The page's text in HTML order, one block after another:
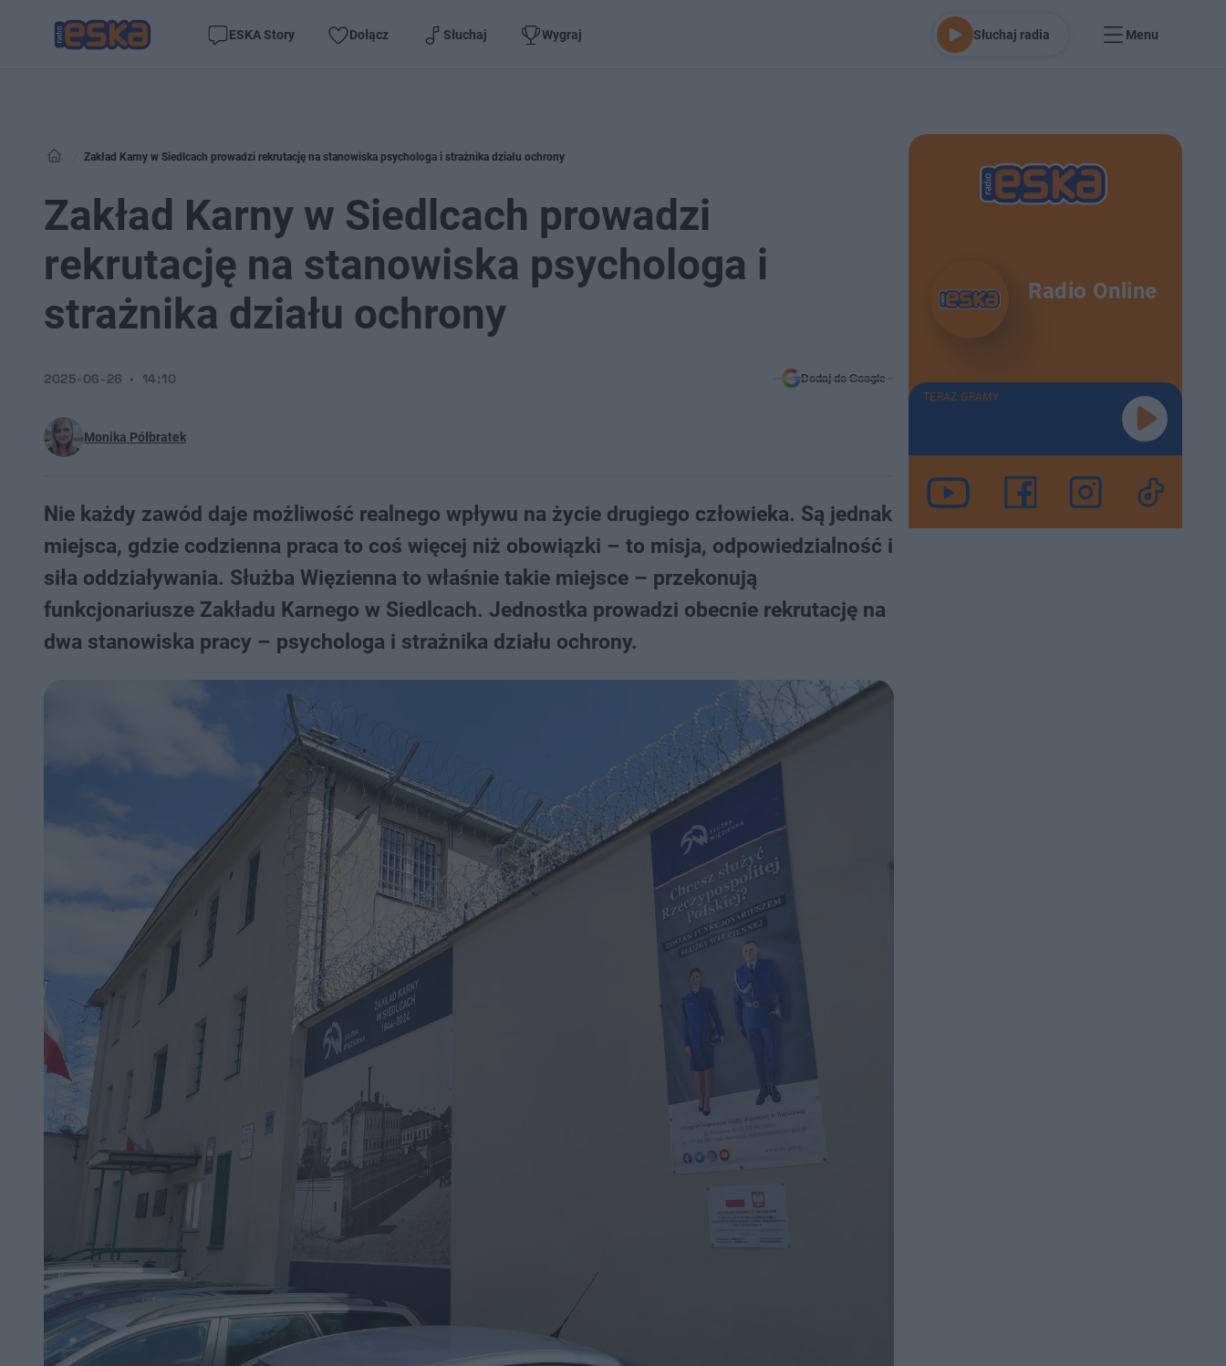
ESKA Story Dołącz Słuchaj Wygraj Słuchaj radia Menu
Zakład Karny w Siedlcach prowadzi rekrutację na stanowiska psychologa i strażnika działu ochrony
Zakład Karny w Siedlcach prowadzi
rekrutację na stanowiska psychologa i
strażnika działu ochrony
Monika Półbratek
2025-06-26 14:10 Dodaj do Google
Nie każdy zawód daje możliwość realnego wpływu na życie drugiego człowieka. Są jednak
miejsca, gdzie codzienna praca to coś więcej niż obowiązki – to misja, odpowiedzialność i
siła oddziaływania. Służba Więzienna to właśnie takie miejsce – przekonują
funkcjonariusze Zakładu Karnego w Siedlcach. Jednostka prowadzi obecnie rekrutację na
dwa stanowiska pracy – psychologa i strażnika działu ochrony.
Radio Online
TERAZ GRAMY